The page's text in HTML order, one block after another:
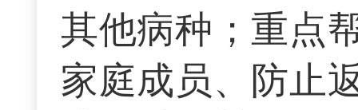
其他病种；重点
家庭成员、防止